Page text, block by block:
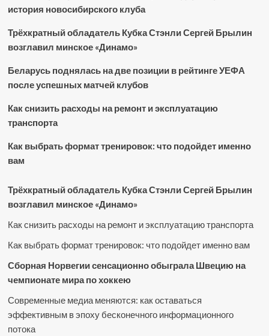
история новосибирского клуба
Трёхкратный обладатель Кубка Стэнли Сергей Брылин
возглавил минское «Динамо»
Беларусь поднялась на две позиции в рейтинге УЕФА
после успешных матчей клубов
Как снизить расходы на ремонт и эксплуатацию
транспорта
Как выбрать формат тренировок: что подойдет именно
вам
Трёхкратный обладатель Кубка Стэнли Сергей Брылин
возглавил минское «Динамо»
Как снизить расходы на ремонт и эксплуатацию транспорта
Как выбрать формат тренировок: что подойдет именно вам
Сборная Норвегии сенсационно обыграла Швецию на
чемпионате мира по хоккею
Современные медиа меняются: как оставаться
эффективным в эпоху бесконечного информационного
потока